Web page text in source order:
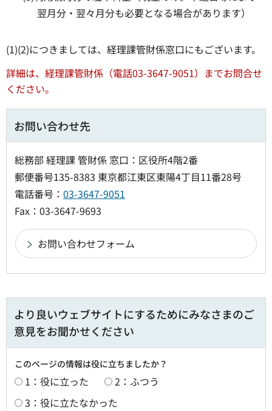
翌月分・翌々月分も必要となる場合があります）
(1)(2)につきましては、経理課管財係窓口にもございます。
詳細は、経理課管財係（電話03-3647-9051）までお問合せ
ください。
お問い合わせ先
総務部 経理課 管財係 窓口：区役所4階2番
郵便番号135-8383 東京都江東区東陽4丁目11番28号
電話番号： 03-3647-9051
Fax：03-3647-9693
より良いウェブサイトにするためにみなさまのご
意見をお聞かせください
このページの情報は役に立ちましたか？
1：役に立った
2：ふつう
3：役に立たなかった